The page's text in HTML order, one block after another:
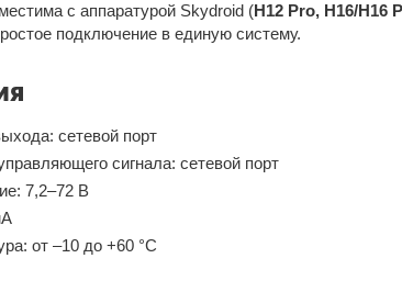
с аппаратурой Skydroid (H12 Pro, H16/H16
подключение в единую систему.
сетевой порт
сигнала: сетевой порт
7,2–72 В
от –10 до +60 °C